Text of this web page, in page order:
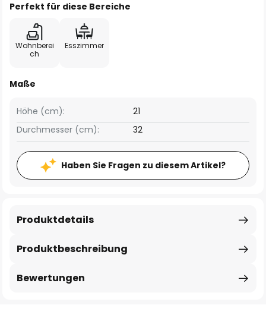
Perfekt für diese Bereiche
Wohnberei
ch
Esszimmer
Maße
Höhe (cm):
21
Durchmesser (cm):
32
Haben Sie Fragen zu diesem Artikel?
Produktbeschreibung
Produktdetails
Bewertungen